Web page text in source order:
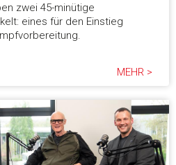
zwei 45-minütige
eines für den Einstieg
MEHR >